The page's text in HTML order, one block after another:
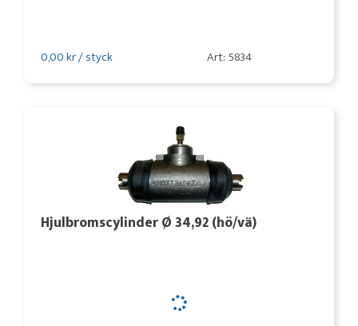
0,00 kr / styck Art: 5834
Hjulbromscylinder Ø 34,92 (hö/vä)